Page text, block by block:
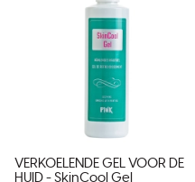
VERKOELENDE GEL VOOR DE
HUID - SkinCool Gel